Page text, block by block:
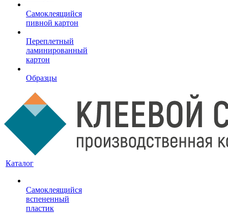
Самоклеящийся
пивной картон
Переплетный
ламинированный
картон
Образцы
Каталог
Самоклеящийся
вспененный
пластик